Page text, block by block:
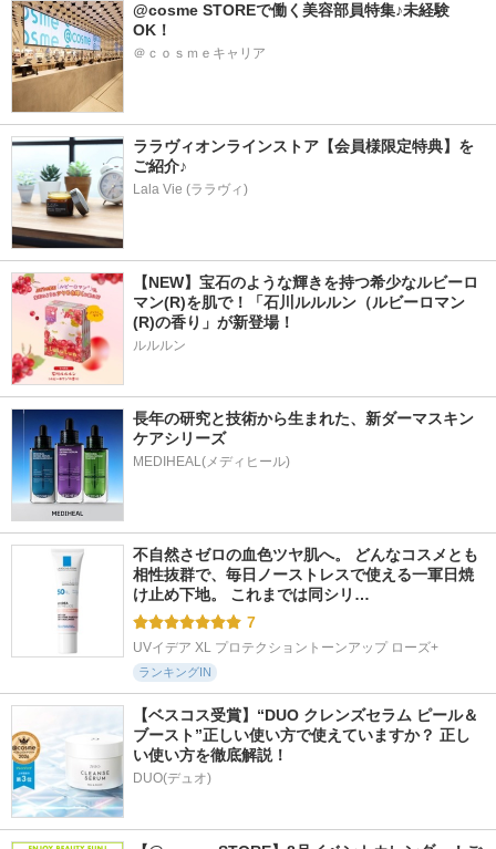
@cosme STOREで働く美容部員特集♪未経験
OK！
＠ｃｏｓｍｅキャリア
ララヴィオンラインストア【会員様限定特典】を
ご紹介♪
Lala Vie (ララヴィ)
【NEW】宝石のような輝きを持つ希少なルビーロ
マン(R)を肌で！「石川ルルルン（ルビーロマン
(R)の香り」が新登場！
ルルルン
長年の研究と技術から生まれた、新ダーマスキン
ケアシリーズ
不自然さゼロの血色ツヤ肌へ。 どんなコスメとも
相性抜群で、毎日ノーストレスで使える一軍日焼
け止め下地。 これまでは同シリ…
7
UVイデア XL プロテクショントーンアップ ローズ+
ランキングIN
【ベスコス受賞】“DUO クレンズセラム ピール＆
ブースト”正しい使い方で使えていますか？ 正し
い使い方を徹底解説！
DUO(デュオ)